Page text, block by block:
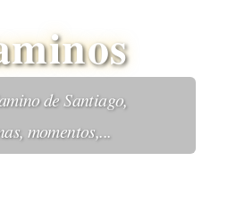
de Santiago,
momentos,...